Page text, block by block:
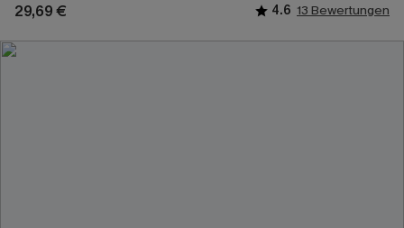
29,69 € 4.6 13 Bewertungen